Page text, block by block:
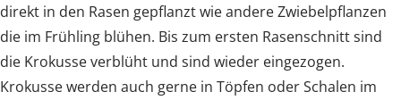
direkt in den Rasen gepflanzt wie andere Zwiebelpflanzen
die im Frühling blühen. Bis zum ersten Rasenschnitt sind
die Krokusse verblüht und sind wieder eingezogen.
Krokusse werden auch gerne in Töpfen oder Schalen im